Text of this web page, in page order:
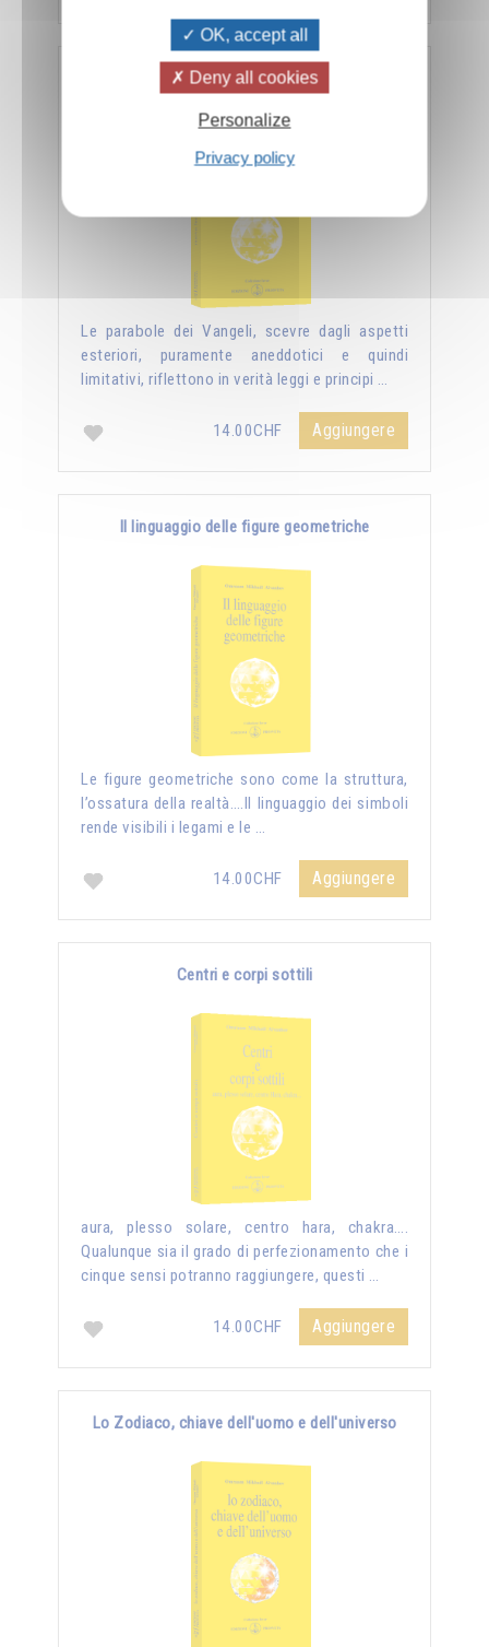
Nuova luce sui vangeli
Le parabole dei Vangeli, scevre dagli aspetti
esteriori, puramente aneddotici e quindi
limitativi, riflettono in verità leggi e principi …
14.00CHF Aggiungere
Il linguaggio delle figure geometriche
Le figure geometriche sono come la struttura,
l’ossatura della realtà….Il linguaggio dei simboli
rende visibili i legami e le …
14.00CHF Aggiungere
Centri e corpi sottili
aura, plesso solare, centro hara, chakra….
Qualunque sia il grado di perfezionamento che i
cinque sensi potranno raggiungere, questi …
14.00CHF Aggiungere
Lo Zodiaco, chiave dell'uomo e dell'universo
OK, accept all
Deny all cookies
Personalize
Privacy policy